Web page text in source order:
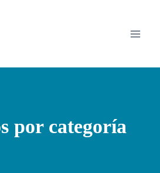
por categoría